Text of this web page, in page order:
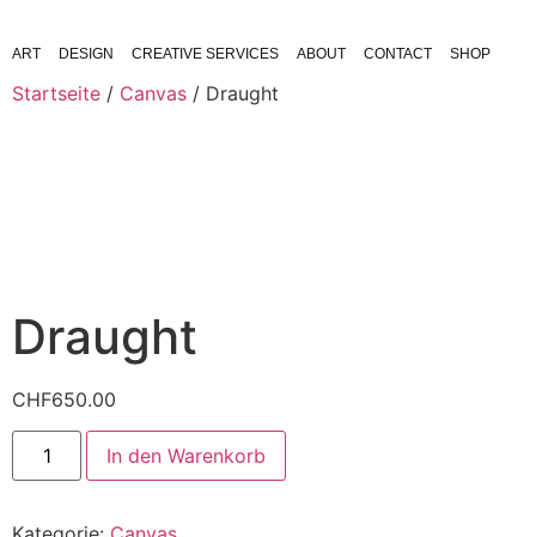
ART DESIGN CREATIVE SERVICES ABOUT CONTACT SHOP
Startseite / Canvas / Draught
Draught
CHF650.00
In den Warenkorb